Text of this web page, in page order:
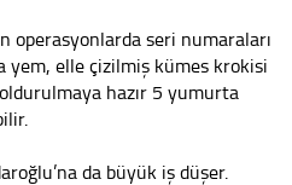
operasyonlarda seri numaraları
elle çizilmiş kümes krokisi
hazır 5 yumurta
da büyük iş düşer.